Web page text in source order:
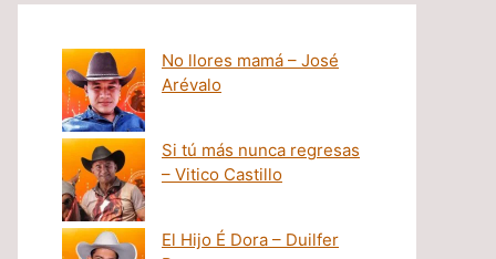
No llores mamá – José
Arévalo
Si tú más nunca regresas
– Vitico Castillo
El Hijo É Dora – Duilfer